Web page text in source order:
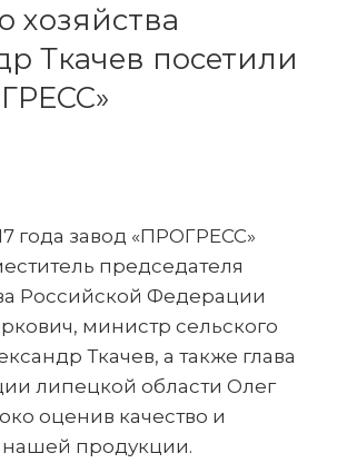
хозяйства
Ткачев посетили
года завод «ПРОГРЕСС»
председателя
Российской Федерации
министр сельского
Ткачев, а также глава
липецкой области Олег
оценив качество и
нашей продукции.